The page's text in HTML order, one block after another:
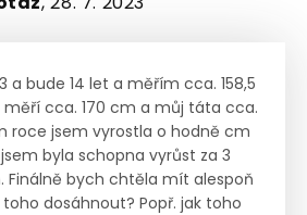
a bude 14 let a měřím cca. 158,5
cca. 170 cm a můj táta cca.
roce jsem vyrostla o hodně cm
byla schopna vyrůst za 3
Finálně bych chtěla mít alespoň
dosáhnout? Popř. jak toho